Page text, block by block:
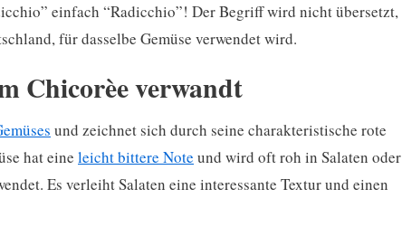
einfach “Radicchio”! Der Begriff wird nicht übersetzt,
für dasselbe Gemüse verwendet wird.
Chicorèe verwandt
und zeichnet sich durch seine charakteristische rote
hat eine leicht bittere Note und wird oft roh in Salaten oder
Es verleiht Salaten eine interessante Textur und einen